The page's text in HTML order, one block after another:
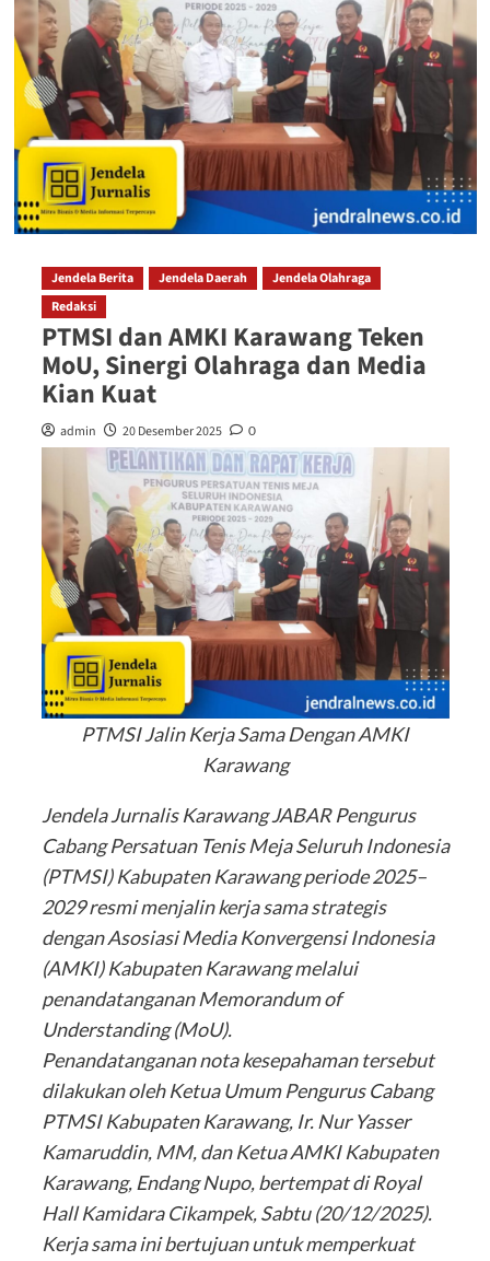
Jendela Berita Jendela Daerah
Jendela Olahraga
Redaksi
PTMSI dan AMKI Karawang Teken
MoU, Sinergi Olahraga dan Media
Kian Kuat
admin 20 Desember 2025 0
PTMSI Jalin Kerja Sama Dengan AMKI
Karawang
Jendela Jurnalis Karawang JABAR Pengurus
Cabang Persatuan Tenis Meja Seluruh Indonesia
(PTMSI) Kabupaten Karawang periode 2025–
2029 resmi menjalin kerja sama strategis
dengan Asosiasi Media Konvergensi Indonesia
(AMKI) Kabupaten Karawang melalui
penandatanganan Memorandum of
Understanding (MoU).
Penandatanganan nota kesepahaman tersebut
dilakukan oleh Ketua Umum Pengurus Cabang
PTMSI Kabupaten Karawang, Ir. Nur Yasser
Kamaruddin, MM, dan Ketua AMKI Kabupaten
Karawang, Endang Nupo, bertempat di Royal
Hall Kamidara Cikampek, Sabtu (20/12/2025).
Kerja sama ini bertujuan untuk memperkuat